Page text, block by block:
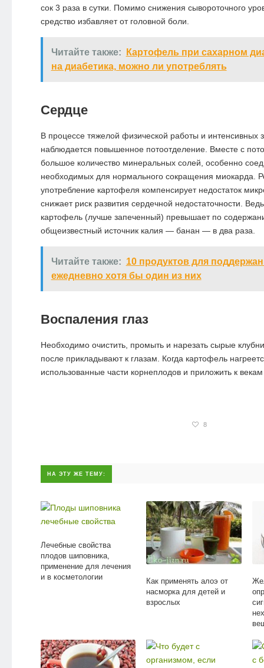
сок 3 раза в сутки. Помимо снижения сывороточного
средство избавляет от головной боли.
Читайте также:
Картофель при сахарном
на диабетика, можно ли употреблять
Сердце
В процессе тяжелой физической работы и интенсивных
наблюдается повышенное потоотделение. Вместе с
большое количество минеральных солей, особенно
необходимых для нормального сокращения миокарда.
употребление картофеля компенсирует недостаток
снижает риск развития сердечной недостаточности.
картофель (лучше запеченный) превышает по
общеизвестный источник калия — банан — в два раза.
Читайте также: 10 продуктов для
ежедневно хотя бы один из них
Воспаления глаз
Необходимо очистить, промыть и нарезать сырые
после прикладывают к глазам. Когда картофель
использованные части корнеплодов и приложить к
8
НА ЭТУ ЖЕ ТЕМУ:
Лечебные свойства
плодов шиповника,
применение для лечения
и в косметологии
Как применять алоэ от
насморка для детей и
взрослых